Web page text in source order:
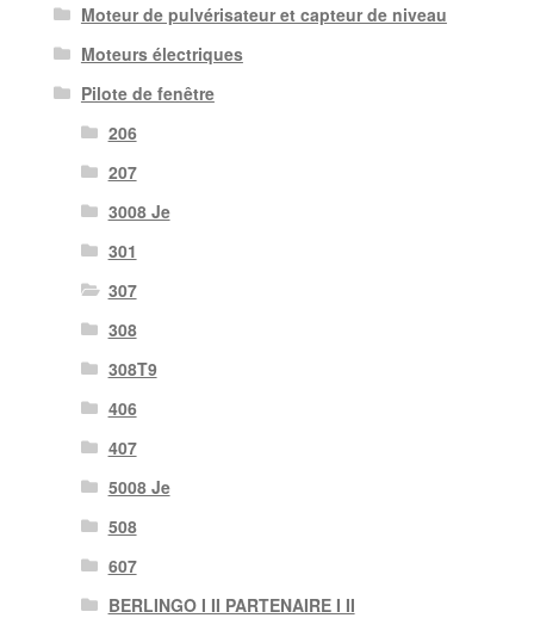
Moteur de pulvérisateur et capteur de niveau
Moteurs électriques
Pilote de fenêtre
206
207
3008 Je
301
307
308
308T9
406
407
5008 Je
508
607
BERLINGO I II PARTENAIRE I II